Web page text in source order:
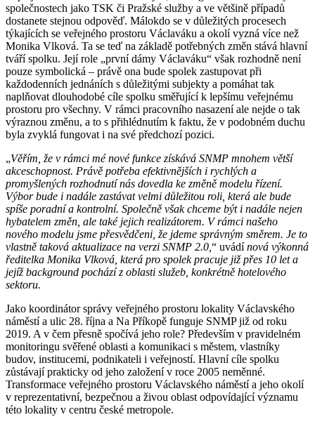
společnostech jako TSK či Pražské služby a ve většině případů
dostanete stejnou odpověď. Málokdo se v důležitých procesech
týkajících se veřejného prostoru Václaváku a okolí vyzná více než
Monika Vlková. Ta se teď na základě potřebných změn stává hlavní
tváří spolku. Její role „první dámy Václaváku“ však rozhodně není
pouze symbolická – právě ona bude spolek zastupovat při
každodenních jednáních s důležitými subjekty a pomáhat tak
naplňovat dlouhodobé cíle spolku směřující k lepšímu veřejnému
prostoru pro všechny. V rámci pracovního nasazení ale nejde o tak
výraznou změnu, a to s přihlédnutím k faktu, že v podobném duchu
byla zvyklá fungovat i na své předchozí pozici.
„Věřím, že v rámci mé nové funkce získává SNMP mnohem větší
akceschopnost. Právě potřeba efektivnějších i rychlých a
promyšlených rozhodnutí nás dovedla ke změně modelu řízení.
Výbor bude i nadále zastávat velmi důležitou roli, která ale bude
spíše poradní a kontrolní. Společně však chceme být i nadále nejen
hybatelem změn, ale také jejich realizátorem. V rámci našeho
nového modelu jsme přesvědčeni, že jdeme správným směrem. Je to
vlastně taková aktualizace na verzi SNMP 2.0,“ uvádínová výkonná
ředitelka Monika Vlková, která pro spolek pracuje již přes 10 let a
jejíž background pochází z oblasti služeb, konkrétně hotelového
sektoru.
Jako koordinátor správy veřejného prostoru lokality Václavského
náměstí a ulic 28. října a Na Příkopě funguje SNMP již od roku
2019. A v čem přesně spočívá jeho role? Především v pravidelném
monitoringu svěřené oblasti a komunikaci s městem, vlastníky
budov, institucemi, podnikateli i veřejností. Hlavní cíle spolku
zůstávají prakticky od jeho založení v roce 2005 neměnné.
Transformace veřejného prostoru Václavského náměstí a jeho okolí
v reprezentativní, bezpečnou a živou oblast odpovídající významu
této lokality v centru české metropole.